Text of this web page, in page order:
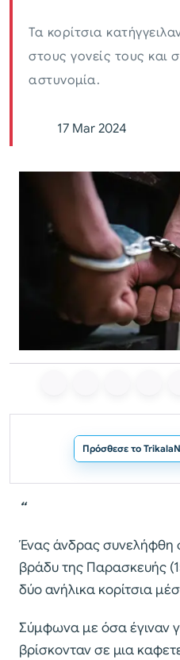
Τα κορίτσια
στους γονείς τους και
αστυνομία.
17 Mar 2024
Πρόσθεσε το
“
Ένας άνδρας συνελήφθη
βράδυ της Παρασκευής
δύο ανήλικα κορίτσια
Σύμφωνα με όσα έγιναν
βρίσκονταν σε μια